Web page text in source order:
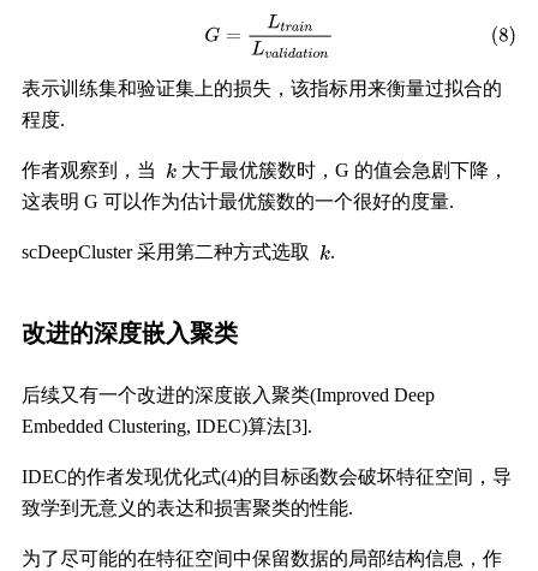
表示训练集和验证集上的损失，该指标用来衡量过拟合的
程度.
作者观察到，当
大于最优簇数时，G 的值会急剧下降，
这表明 G 可以作为估计最优簇数的一个很好的度量.
scDeepCluster 采用第二种方式选取 .
改进的深度嵌入聚类
后续又有一个改进的深度嵌入聚类(Improved Deep
Embedded Clustering, IDEC)算法[3].
IDEC的作者发现优化式(4)的目标函数会破坏特征空间，导
致学到无意义的表达和损害聚类的性能.
为了尽可能的在特征空间中保留数据的局部结构信息，作